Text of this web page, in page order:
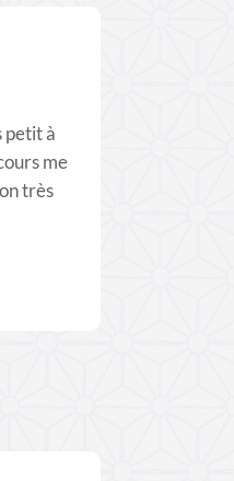
petit à
me
très